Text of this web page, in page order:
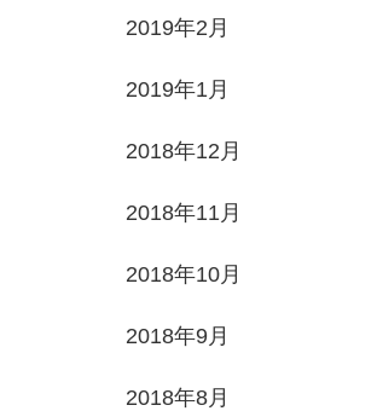
2019年2月
2019年1月
2018年12月
2018年11月
2018年10月
2018年9月
2018年8月